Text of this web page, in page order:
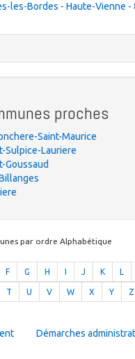
les-Bordes - Haute-Vienne -
proches
Saint-Maurice
Sulpice-Lauriere
Goussaud
par ordre Alphabétique
F G H J K L
T U V W X Y Z
Démarches